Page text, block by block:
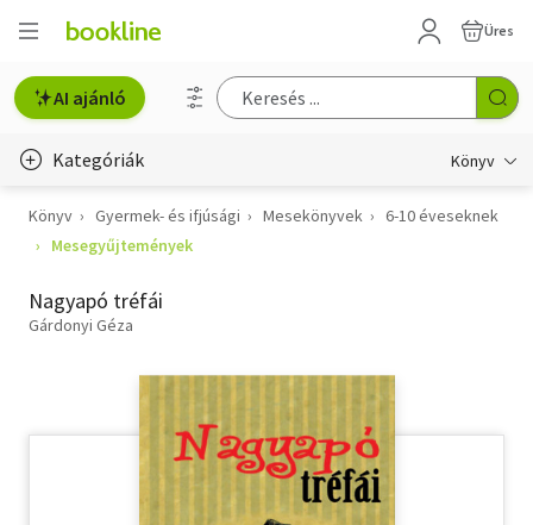
Üres
AI ajánló
Kategóriák Könyv
Életmód, egészség
Gyermek- és ifjúsági
Hobbi, szabadidő
Könyv Gyermek- és ifjúsági Mesekönyvek
6-10 éveseknek
Mesegyűjtemények
Nagyapó tréfái
Gárdonyi Géza